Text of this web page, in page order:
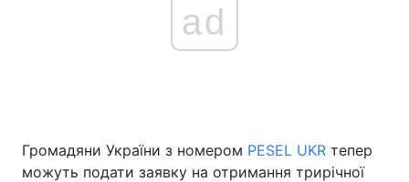
ad
Громадяни України з номером PESEL UKR тепер
можуть подати заявку на отримання трирічної